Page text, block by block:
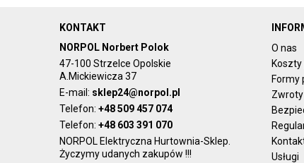
KONTAKT
NORPOL Norbert Polok
47-100 Strzelce Opolskie
A.Mickiewicza 37
E-mail: sklep24@norpol.pl
Telefon: +48 509 457 074
Telefon: +48 603 391 070
NORPOL Elektryczna Hurtownia-Sklep.
Życzymy udanych zakupów !!!
O nas
Koszty
Formy
Usługi